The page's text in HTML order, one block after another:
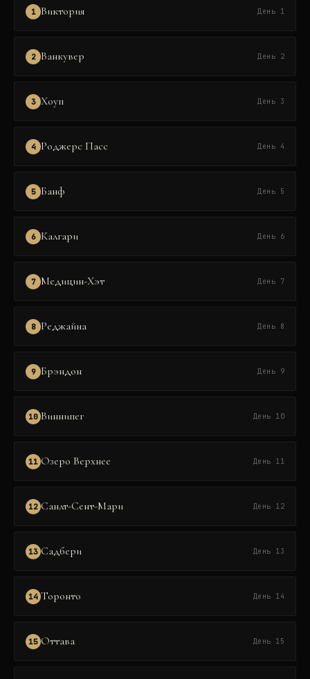
1 Виктория День 1
2 Ванкувер День 2
3 Хоуп День 3
4 Роджерс Пасс День 4
5 Банф День 5
6 Калгари День 6
7 Медицин-Хэт День 7
8 Реджайна День 8
9 Брэндон День 9
10 Виннипег День 10
11 Озеро Верхнее День 11
12 Санлт-Сент-Мари День 12
13 Садбери День 13
14 Торонто День 14
15 Оттава День 15